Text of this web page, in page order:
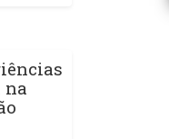
na